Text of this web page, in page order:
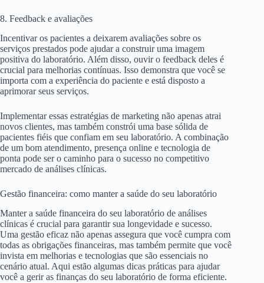
8. Feedback e avaliações
Incentivar os pacientes a deixarem avaliações sobre os
serviços prestados pode ajudar a construir uma imagem
positiva do laboratório. Além disso, ouvir o feedback deles é
crucial para melhorias contínuas. Isso demonstra que você se
importa com a experiência do paciente e está disposto a
aprimorar seus serviços.
Implementar essas estratégias de marketing não apenas atrai
novos clientes, mas também constrói uma base sólida de
pacientes fiéis que confiam em seu laboratório. A combinação
de um bom atendimento, presença online e tecnologia de
ponta pode ser o caminho para o sucesso no competitivo
mercado de análises clínicas.
Gestão financeira: como manter a saúde do seu laboratório
Manter a saúde financeira do seu laboratório de análises
clínicas é crucial para garantir sua longevidade e sucesso.
Uma gestão eficaz não apenas assegura que você cumpra com
todas as obrigações financeiras, mas também permite que você
invista em melhorias e tecnologias que são essenciais no
cenário atual. Aqui estão algumas dicas práticas para ajudar
você a gerir as finanças do seu laboratório de forma eficiente.